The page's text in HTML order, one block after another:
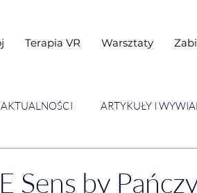
Terapia VR Warsztaty
AKTUALNOŚCI ARTYKUŁY I
Sens by